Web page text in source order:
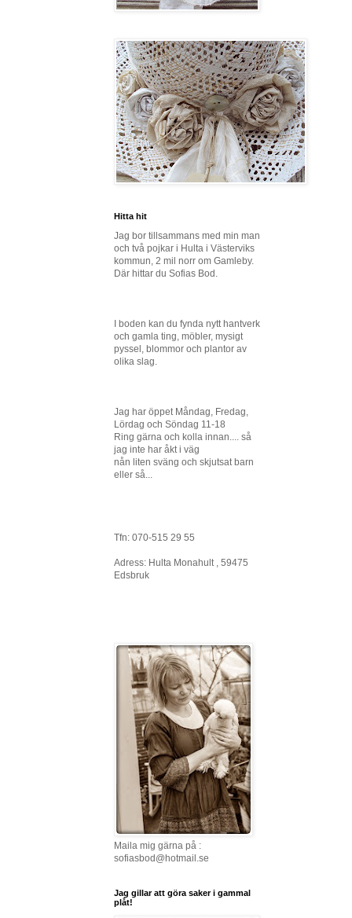
Hitta hit
Jag bor tillsammans med min man
och två pojkar i Hulta i Västerviks
kommun, 2 mil norr om Gamleby.
Där hittar du Sofias Bod.
I boden kan du fynda nytt hantverk
och gamla ting, möbler, mysigt
pyssel, blommor och plantor av
olika slag.
Jag har öppet Måndag, Fredag,
Lördag och Söndag 11-18
Ring gärna och kolla innan.... så
jag inte har åkt i väg
nån liten sväng och skjutsat barn
eller så...
Tfn: 070-515 29 55
Adress: Hulta Monahult , 59475
Edsbruk
Maila mig gärna på :
sofiasbod@hotmail.se
Jag gillar att göra saker i gammal
plåt!